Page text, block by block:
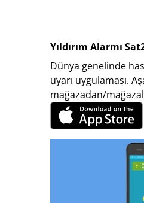
Yıldırım Alarmı
Dünya genelinde
uyarı uygulaması.
mağazadan/